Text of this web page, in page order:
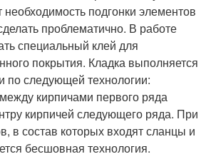
необходимость подгонки элементов
проблематично. В работе
специальный клей для
покрытия. Кладка выполняется
по следующей технологии:
кирпичами первого ряда
кирпичей следующего ряда. При
в состав которых входят сланцы и
бесшовная технология.